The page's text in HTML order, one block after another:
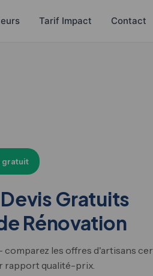
Tarif Impact Contact
gratuit
Gratuits
Rénovation
comparez les offres d'artisans
rapport qualité-prix.